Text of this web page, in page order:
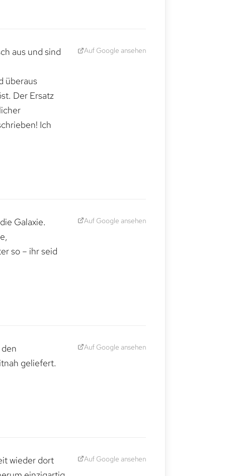
aus und sind
überaus
Der Ersatz
Ich
Auf Google ansehen
Galaxie.
so – ihr seid
Auf Google ansehen
geliefert.
Auf Google ansehen
wieder dort
Auf Google ansehen